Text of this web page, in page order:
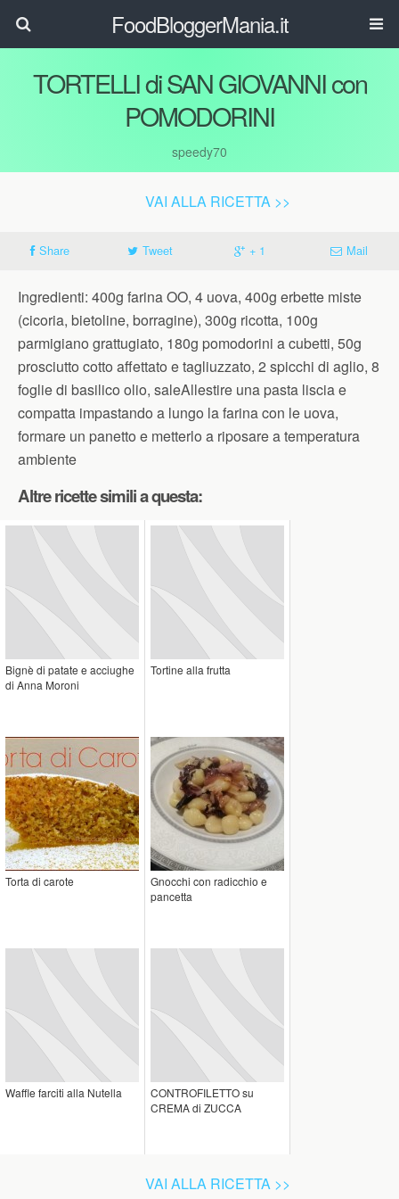
FoodBloggerMania.it
TORTELLI di SAN GIOVANNI con
POMODORINI
speedy70
VAI ALLA RICETTA >>
Share Tweet + 1 Mail
Ingredienti: 400g farina OO, 4 uova, 400g erbette miste
(cicoria, bietoline, borragine), 300g ricotta, 100g
parmigiano grattugiato, 180g pomodorini a cubetti, 50g
prosciutto cotto affettato e tagliuzzato, 2 spicchi di aglio, 8
foglie di basilico olio, saleAllestire una pasta liscia e
compatta impastando a lungo la farina con le uova,
formare un panetto e metterlo a riposare a temperatura
ambiente
Altre ricette simili a questa:
Bignè di patate e acciughe
di Anna Moroni
Tortine alla frutta
Torta di carote
Gnocchi con radicchio e
pancetta
Waffle farciti alla ‪Nutella‬
CONTROFILETTO su
CREMA di ZUCCA
VAI ALLA RICETTA >>